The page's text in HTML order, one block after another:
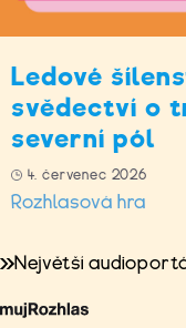
Ledové
svědectví o
severní pól
4. červenec 2026
Rozhlasová hra
Největší